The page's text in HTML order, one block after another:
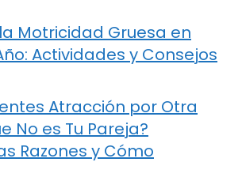
Motricidad Gruesa en
Actividades y Consejos
Atracción por Otra
No es Tu Pareja?
Razones y Cómo